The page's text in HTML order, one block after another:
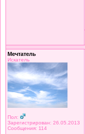
Мечтатель
Искатель
Пол:
Зарегистрирован: 26.05.2013
Сообщения: 114